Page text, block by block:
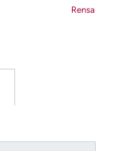
Rensa